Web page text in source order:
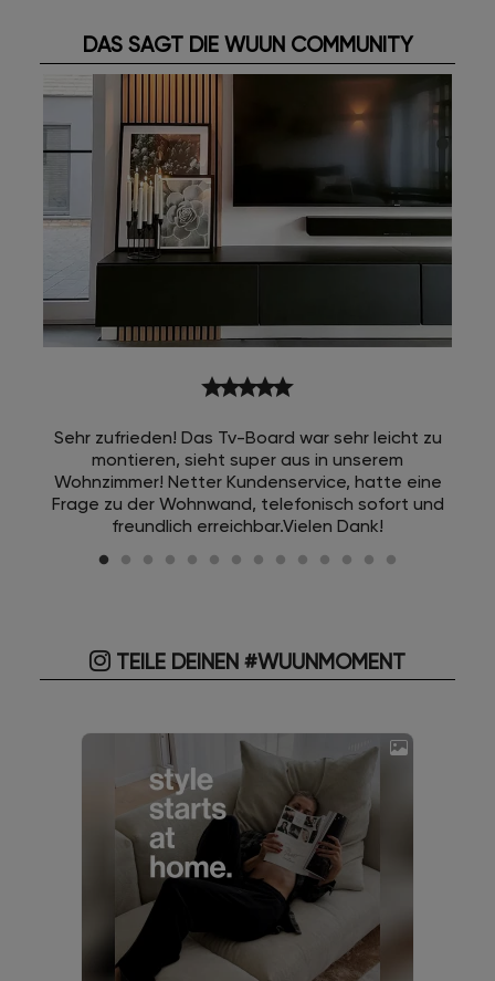
DAS SAGT DIE WUUN COMMUNITY
starstarstarstarstar
Sehr zufrieden! Das Tv-Board war sehr leicht zu
montieren, sieht super aus in unserem
Wohnzimmer! Netter Kundenservice, hatte eine
Frage zu der Wohnwand, telefonisch sofort und
freundlich erreichbar.Vielen Dank!
TEILE DEINEN #WUUNMOMENT